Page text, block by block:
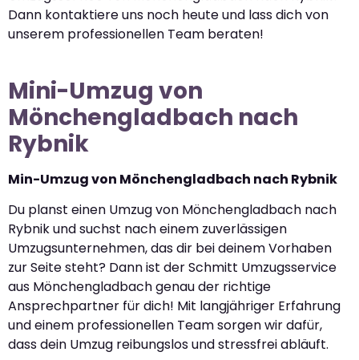
Dann kontaktiere uns noch heute und lass dich von
unserem professionellen Team beraten!
Mini-Umzug von
Mönchengladbach nach
Rybnik
Min-Umzug von Mönchengladbach nach Rybnik
Du planst einen Umzug von Mönchengladbach nach
Rybnik und suchst nach einem zuverlässigen
Umzugsunternehmen, das dir bei deinem Vorhaben
zur Seite steht? Dann ist der Schmitt Umzugsservice
aus Mönchengladbach genau der richtige
Ansprechpartner für dich! Mit langjähriger Erfahrung
und einem professionellen Team sorgen wir dafür,
dass dein Umzug reibungslos und stressfrei abläuft.